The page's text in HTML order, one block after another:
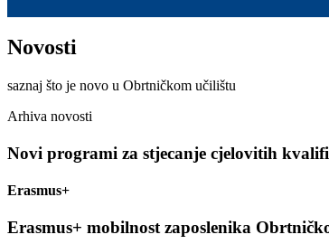
Novosti
saznaj što je novo u Obrtničkom učilištu
Arhiva novosti
Novi programi za stjecanje cjelovitih
Erasmus+
Erasmus+ mobilnost zaposlenika